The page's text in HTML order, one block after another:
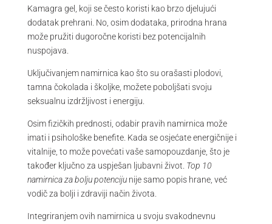
Kamagra gel, koji se često koristi kao brzo djelujući
dodatak prehrani. No, osim dodataka, prirodna hrana
može pružiti dugoročne koristi bez potencijalnih
nuspojava.
Uključivanjem namirnica kao što su orašasti plodovi,
tamna čokolada i školjke, možete poboljšati svoju
seksualnu izdržljivost i energiju.
Osim fizičkih prednosti, odabir pravih namirnica može
imati i psihološke benefite. Kada se osjećate energičnije i
vitalnije, to može povećati vaše samopouzdanje, što je
također ključno za uspješan ljubavni život. Top 10
namirnica za bolju potencijunije samo popis hrane, već
vodič za bolji i zdraviji način života.
Integriranjem ovih namirnica u svoju svakodnevnu